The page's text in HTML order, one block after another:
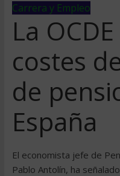
Carrera y Empleo
La
costes
de
España
El economista jefe de
Pablo Antolín, ha